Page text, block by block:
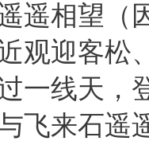
遥相望（
观迎客松
一线天，
飞来石遥